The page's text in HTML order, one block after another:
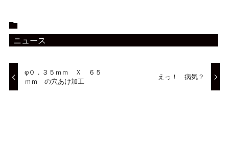
ニュース
φ０．３５ｍｍ Ｘ ６５
ｍｍ の穴あけ加工
えっ！ 病気？